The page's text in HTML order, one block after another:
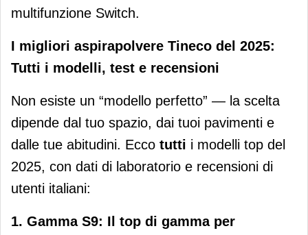
multifunzione Switch.
I migliori aspirapolvere Tineco del 2025:
Tutti i modelli, test e recensioni
Non esiste un “modello perfetto” — la scelta
dipende dal tuo spazio, dai tuoi pavimenti e
dalle tue abitudini. Ecco tutti i modelli top del
2025, con dati di laboratorio e recensioni di
utenti italiani:
1. Gamma S9: Il top di gamma per